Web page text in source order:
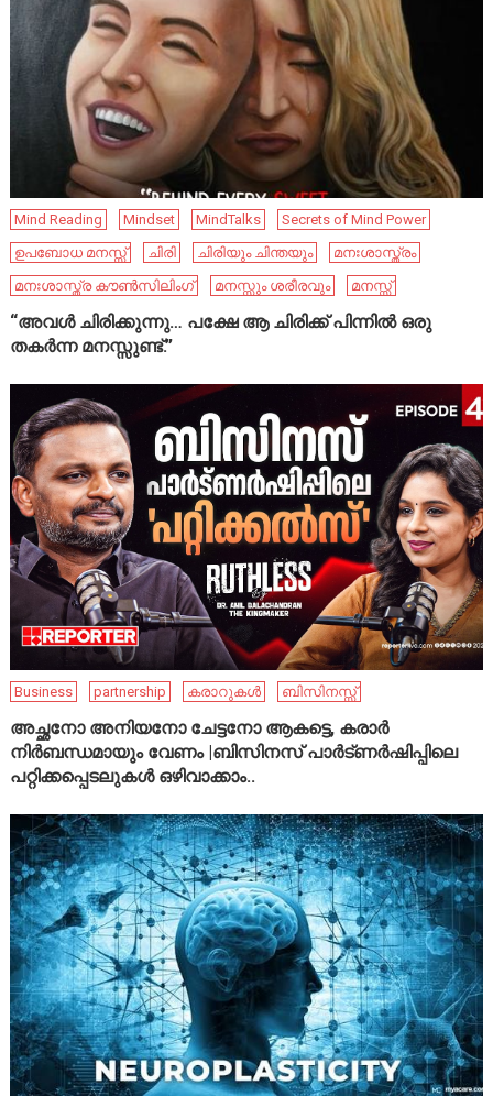
Mind Reading Mindset MindTalks
Secrets of Mind Power
ഉപബോധ മനസ്സ്
ചിരി ചിരിയും ചിന്തയും
മനഃശാസ്ത്രം
മനഃശാസ്ത്ര കൗൺസിലിംഗ്
മനസ്സും ശരീരവും മനസ്സ്
“അവൾ ചിരിക്കുന്നു… പക്ഷേ ആ ചിരിക്ക് പിന്നിൽ ഒരു
തകർന്ന മനസ്സുണ്ട്.”
Business partnership കരാറുകൾ ബിസിനസ്സ്
അച്ഛനോ അനിയനോ ചേട്ടനോ ആകട്ടെ, കരാർ
നിർബന്ധമായും വേണം |ബിസിനസ് പാർട്ണർഷിപ്പിലെ
പറ്റിക്കപ്പെടലുകൾ ഒഴിവാക്കാം..